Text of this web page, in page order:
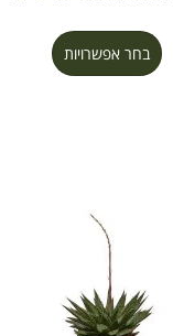
בחר אפשרויות